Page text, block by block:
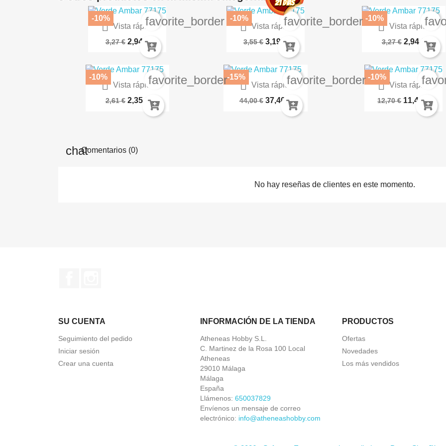
 Vista rápida
Rojo Escarlata 72.012
3,27 € 2,94 €
-10% favorite_border  Vista rápida
Plantillas Flexibles -...
3,55 € 3,19 €
-10% favorite_border  Vista rápida
Púrpura Lujurioso 72.114
3,27 € 2,94 €
-10%
 Vista rápida
Pintura Acrilica Opaca -...
2,61 € 2,35 €
-10% favorite_border  Vista rápida
Airbrush Service Kit For...
44,00 € 37,40 €
-15% favorite_border  Vista rápida
L Shade 63-17
12,70 € 11,43 €
-10%
Comentarios (0)
No hay reseñas de clientes en este momento.
SU CUENTA
Seguimiento del pedido
Iniciar sesión
Crear una cuenta
INFORMACIÓN DE LA TIENDA
Atheneas Hobby S.L.
C. Martinez de la Rosa 100 Local
Atheneas
29010 Málaga
Málaga
España
Llámenos: 650037829
Envíenos un mensaje de correo
electrónico: info@atheneashobby.com
PRODUCTOS
Ofertas
Novedades
Los más vendidos